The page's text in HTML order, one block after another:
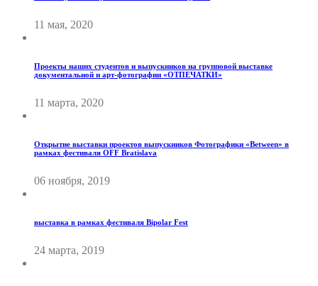
11 мая, 2020
Проекты наших студентов и выпускников на групповой выставке
документальной и арт-фотографии «ОТПЕЧАТКИ»
11 марта, 2020
Открытие выставки проектов выпускников Фотографики «Between» в
рамках фестиваля OFF Bratislava
06 ноября, 2019
выставка в рамках фестиваля Bipolar Fest
24 марта, 2019